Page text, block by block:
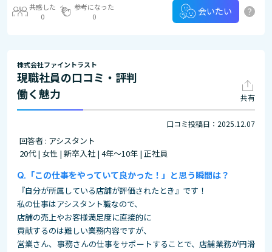
共感した
0
参考になった
0
会いたい ?
株式会社ファイントラスト
現職社員の口コミ・評判
働く魅力
共有
口コミ投稿日：2025.12.07
回答者 : アシスタント
20代 | 女性 | 新卒入社 | 4年～10年 | 正社員
「この仕事をやっていて良かった！」と思う瞬間は？
『自分が所属している店舗が評価されたとき』です！
私の仕事はアシスタント職なので、
店舗の売上やお客様満足度に直接的に
貢献するのは難しい業務内容ですが、
営業さん、事務さんの仕事をサポートすることで、店舗業務が円滑